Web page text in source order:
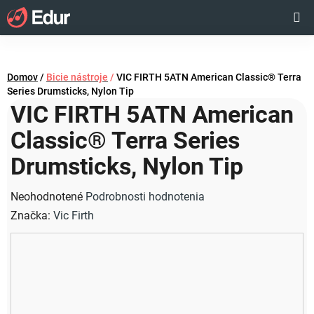
Prejsť
na
obsah
KOŠÍK
Domov/ Bicie nástroje / VIC FIRTH 5ATN American Classic® Terra
Series Drumsticks, Nylon Tip
VIC FIRTH 5ATN American
Classic® Terra Series
Drumsticks, Nylon Tip
Priemerné
hodnotenie
produktu
Neohodnotené Podrobnosti hodnotenia
Značka: Vic Firth